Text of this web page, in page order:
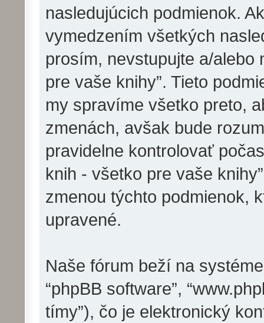
nasledujúcich podmienok.
vymedzením všetkých
prosím, nevstupujte a/alebo
pre vaše knihy”. Tieto
my spravíme všetko preto,
zmenách, avšak bude
pravidelne kontrolovať
knih - všetko pre vaše
zmenou týchto podmienok,
upravené.
Naše fórum beží na systéme
“phpBB software”,
tímy”), čo je elektronický